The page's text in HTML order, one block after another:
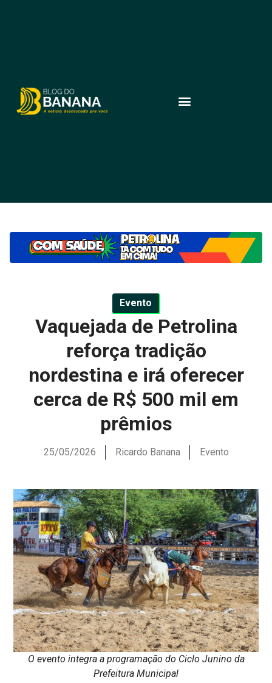
Evento
Vaquejada de Petrolina
reforça tradição
nordestina e irá oferecer
cerca de R$ 500 mil em
prêmios
25/05/2026 Ricardo Banana Evento
O evento integra a programação do Ciclo Junino da
Prefeitura Municipal